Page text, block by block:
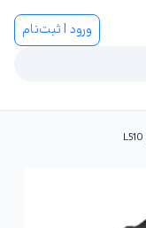
ورود | ثبت‌نام